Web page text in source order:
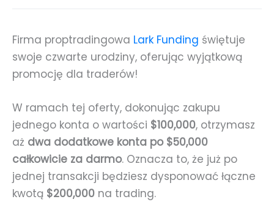
Firma proptradingowa Lark Funding świętuje
swoje czwarte urodziny, oferując wyjątkową
promocję dla traderów!
W ramach tej oferty, dokonując zakupu
jednego konta o wartości $100,000, otrzymasz
aż dwa dodatkowe konta po $50,000
całkowicie za darmo. Oznacza to, że już po
jednej transakcji będziesz dysponować łączne
kwotą $200,000 na trading.